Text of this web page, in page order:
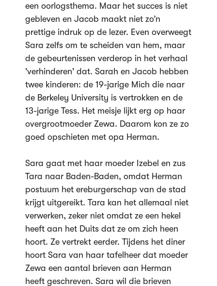
een oorlogsthema. Maar het succes is niet
gebleven en Jacob maakt niet zo’n
prettige indruk op de lezer. Even overweegt
Sara zelfs om te scheiden van hem, maar
de gebeurtenissen verderop in het verhaal
'verhinderen' dat. Sarah en Jacob hebben
twee kinderen: de 19-jarige Mich die naar
de Berkeley University is vertrokken en de
13-jarige Tess. Het meisje lijkt erg op haar
overgrootmoeder Zewa. Daarom kon ze zo
goed opschieten met opa Herman.
Sara gaat met haar moeder Izebel en zus
Tara naar Baden-Baden, omdat Herman
postuum het ereburgerschap van de stad
krijgt uitgereikt. Tara kan het allemaal niet
verwerken, zeker niet omdat ze een hekel
heeft aan het Duits dat ze om zich heen
hoort. Ze vertrekt eerder. Tijdens het diner
hoort Sara van haar tafelheer dat moeder
Zewa een aantal brieven aan Herman
heeft geschreven. Sara wil die brieven